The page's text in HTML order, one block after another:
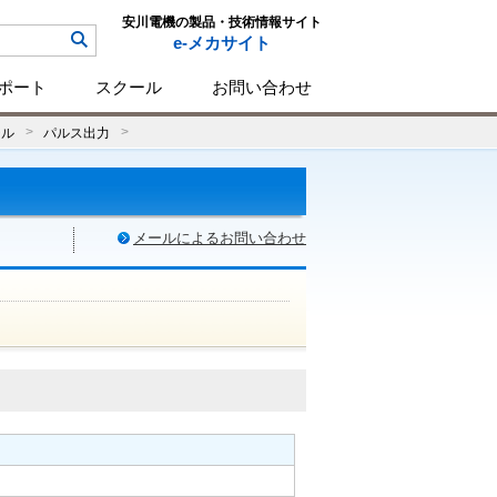
安川電機の製品・技術情報サイト
e-メカサイト
ート スクール お問い合わせ
パルス出力
メールによるお問い合わせ